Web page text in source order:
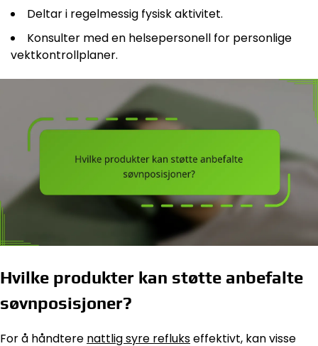
Deltar i regelmessig fysisk aktivitet.
Konsulter med en helsepersonell for personlige
vektkontrollplaner.
Hvilke produkter kan støtte anbefalte
søvnposisjoner?
For å håndtere nattlig syre reflukseffektivt, kan visse